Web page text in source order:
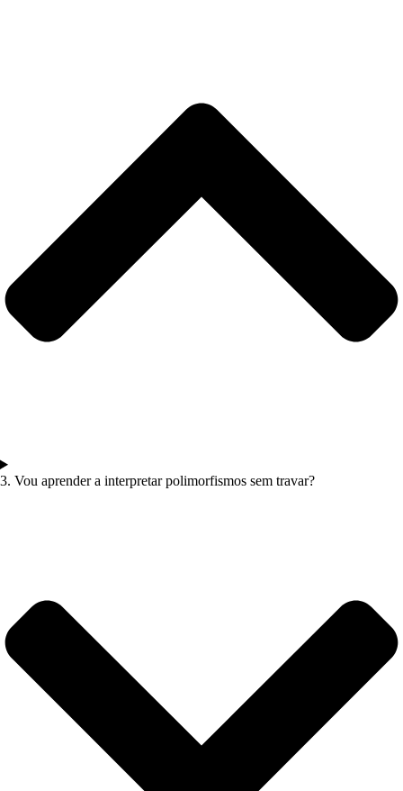
3. Vou aprender a interpretar polimorfismos sem travar?